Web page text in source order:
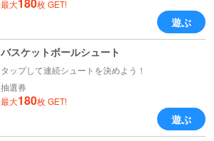
最大
枚 GET!
遊ぶ
バスケットボールシュート
タップして連続シュートを決めよう！
抽選券
最大180枚 GET!
遊ぶ